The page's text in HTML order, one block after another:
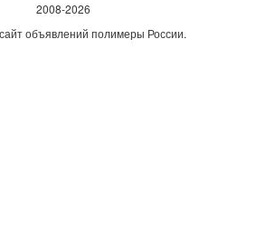
2008-2026
объявлений полимеры России.